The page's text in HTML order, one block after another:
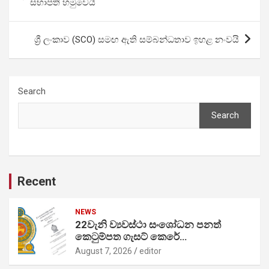
සභාපති හමුවෙයි
ශ්‍රී ලංකාව (SCO) සමඟ ඇති සම්බන්ධතාව ඉහළ නංවයි
Search
Search
Recent
NEWS
22වැනි ව්‍යවස්ථා සංශෝධන පනත්
කෙටුම්පත ගැසට් කෙරේ…
August 7, 2026 editor